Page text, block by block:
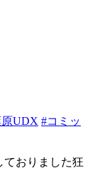
UDX #コミッ
ておりました狂